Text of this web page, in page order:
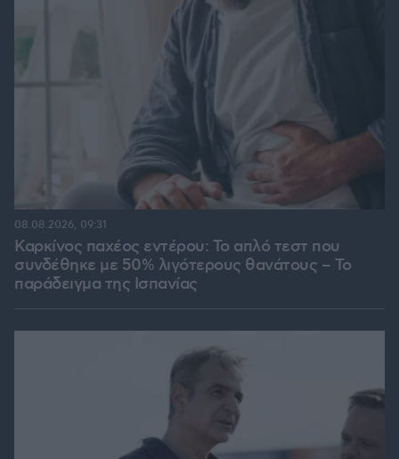
Καρκίνος παχέος εντέρου: Το απλό τεστ που
συνδέθηκε με 50% λιγότερους θανάτους – Το
παράδειγμα της Ισπανίας
08.08.2026, 09:31